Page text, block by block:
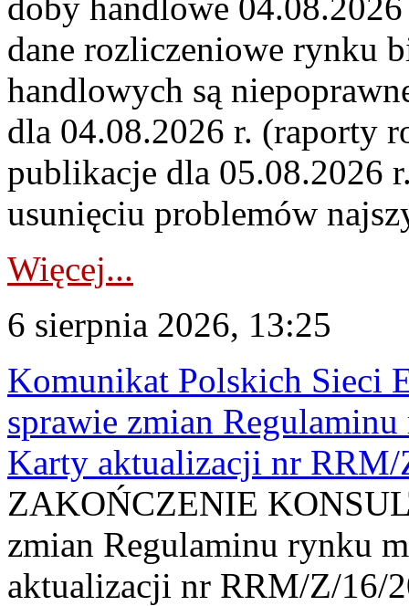
dane rozliczeniowe rynku
handlowych są
dla 04.08.2026 r. (raporty
publikacje dla 05.08.2026
usunięciu problemów
Więcej...
6 sierpnia 2026, 13:25
Komunikat Polskich Sieci
sprawie zmian
Karty aktualizacji nr
ZAKOŃCZENIE
zmian Regulaminu rynku
aktualizacji nr RRM/Z/16/